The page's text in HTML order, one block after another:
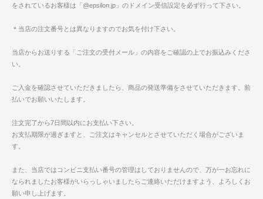
をされているお客様は「@epsilon.jp」のドメイン受信設定を必ず行って下さい。
＊当店の注文番号とは異なりますのでお気を付け下さい。
当店からお送りする「ご注文の受付メール」の内容をご確認の上でお振込みくださ
い。
ご入金を確認させていただきましたら、商品の発送準備をさせていただきます。前
払いでお願いいたします。
注文完了から7日間以内にお支払い下さい。
お支払期限が過ぎますと、ご注文はキャンセルとさせていただく場合がございま
す。
また、当店ではコンビニ支払い番号の管理はしておりませんので、万が一お忘れに
なられましたお客様がいらっしゃいましたらご連絡いただけますよう、よろしくお
願い申し上げます。